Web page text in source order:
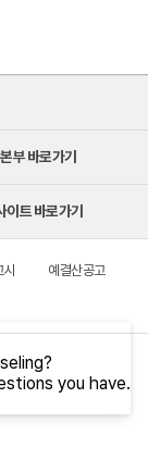
부 바로가기
이트 바로가기
예결산공고